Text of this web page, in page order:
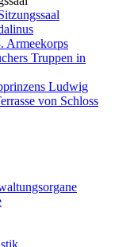
Armeekorps
Truppen in
Ludwig
von Schloss